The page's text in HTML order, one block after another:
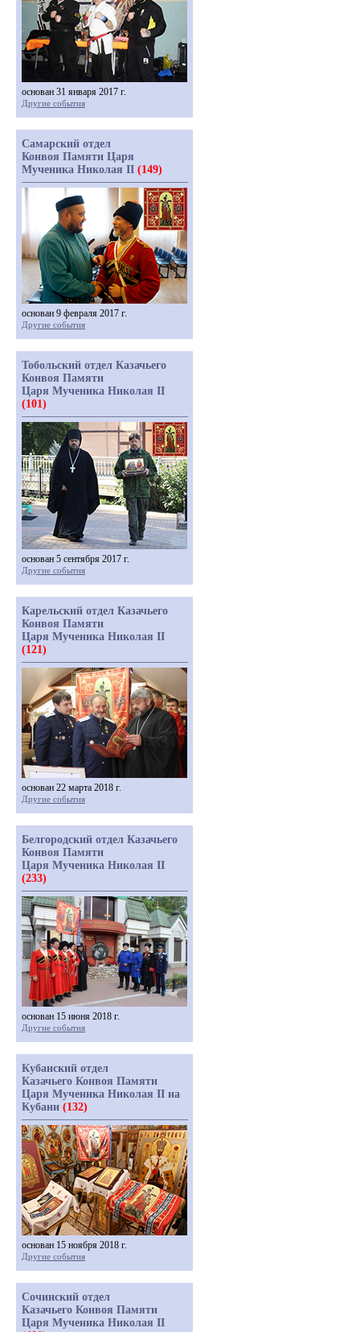
основан 31 января 2017 г.
Другие события
Самарский отдел
Конвоя Памяти Царя
Мученика Николая II (149)
основан 9 февраля 2017 г.
Другие события
Тобольский отдел Казачьего
Конвоя Памяти
Царя Мученика Николая II
(101)
основан 5 сентября 2017 г.
Другие события
Карельский отдел Казачьего
Конвоя Памяти
Царя Мученика Николая II
(121)
основан 22 марта 2018 г.
Другие события
Белгородский отдел Казачьего
Конвоя Памяти
Царя Мученика Николая II
(233)
основан 15 июня 2018 г.
Другие события
Кубанский отдел
Казачьего Конвоя Памяти
Царя Мученика Николая II на
Кубани (132)
основан 15 ноября 2018 г.
Другие события
Сочинский отдел
Казачьего Конвоя Памяти
Царя Мученика Николая II